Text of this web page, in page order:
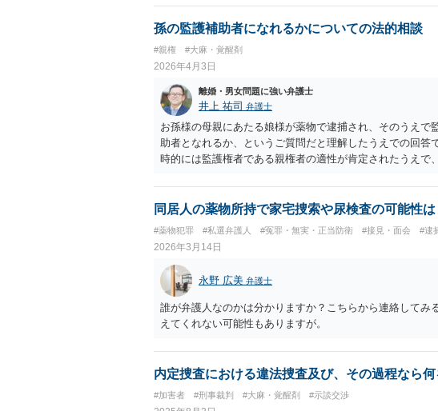
す。
孫の監護補助者になれるかについての法的相談
#親権 #大麻・覚醒剤
2026年4月3日
離婚・男女問題に強い弁護士
井上 祐司 弁護士
お孫様の母親にあたる娘様が薬物で逮捕され、そのうえ
助者となれるか、というご質問だと理解したうえでの回
時的には監護権者である親権者の適性が肯定されたうえ
す。緊急時の対応、母親代わり、その他育児家事での不足
う観点から判断されます。 本件では3歳というと母性的な
適切だと家裁に判断されることは十分考えられます。その
心の監護権者である親権者の適性がないと判断されたので
定を得るのは通常は相当に困難でしょう。
同居人の薬物所持で家宅捜索や尿検査の可能性は
#薬物犯罪 #私選弁護人 #冤罪・無実・正当防衛 #接見・面会 #逮
2026年3月14日
永野 広美 弁護士
誰が弁護人なのかは分かりますか？こちらから連絡してみ
えてくれない可能性もありますが。
内定捜査における違法捜査及び、その過程なら何
#加害者 #刑事裁判 #大麻・覚醒剤 #示談交渉